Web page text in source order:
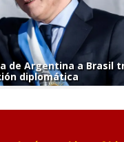
de Argentina a Brasil
diplomática